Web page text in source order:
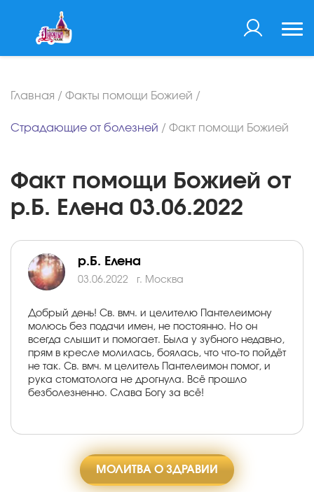
Главная / Факты помощи Божией /
Страдающие от болезней / Факт помощи Божией
Факт помощи Божией от
р.Б. Елена 03.06.2022
р.Б. Елена
03.06.2022 г. Москва
Добрый день! Св. вмч. и целителю Пантелеимону
молюсь без подачи имен, не постоянно. Но он
всегда слышит и помогает. Была у зубного недавно,
прям в кресле молилась, боялась, что что-то пойдёт
не так. Св. вмч. м целитель Пантелеимон помог, и
рука стоматолога не дрогнула. Всё прошло
безболезненно. Слава Богу за всё!
МОЛИТВА О ЗДРАВИИ